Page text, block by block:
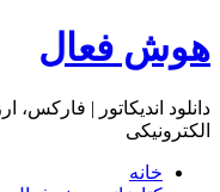
هوش فعال
دانلود اندیکاتور | فارکس،
الکترونیکی
خانه